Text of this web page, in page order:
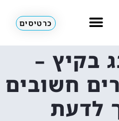
כרטיסים
בקיץ –
חשובים
לדעת